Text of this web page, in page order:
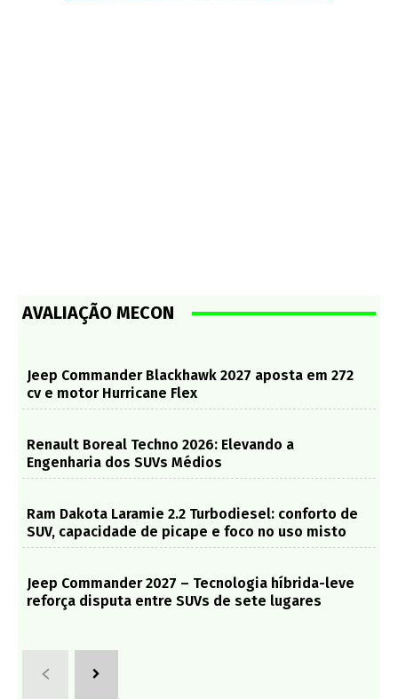
AVALIAÇÃO MECON
Jeep Commander Blackhawk 2027 aposta em 272
cv e motor Hurricane Flex
Renault Boreal Techno 2026: Elevando a
Engenharia dos SUVs Médios
Ram Dakota Laramie 2.2 Turbodiesel: conforto de
SUV, capacidade de picape e foco no uso misto
Jeep Commander 2027 – Tecnologia híbrida-leve
reforça disputa entre SUVs de sete lugares